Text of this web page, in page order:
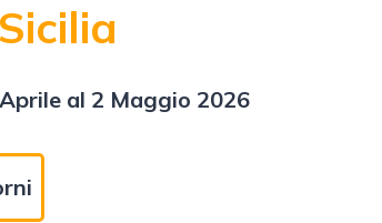
al 2 Maggio 2026